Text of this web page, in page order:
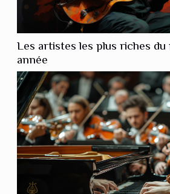
Les artistes les plus riches
année